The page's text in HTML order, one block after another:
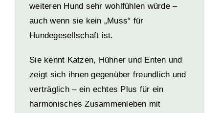
weiteren Hund sehr wohlfühlen würde –
auch wenn sie kein „Muss“ für
Hundegesellschaft ist.
Sie kennt Katzen, Hühner und Enten und
zeigt sich ihnen gegenüber freundlich und
verträglich – ein echtes Plus für ein
harmonisches Zusammenleben mit